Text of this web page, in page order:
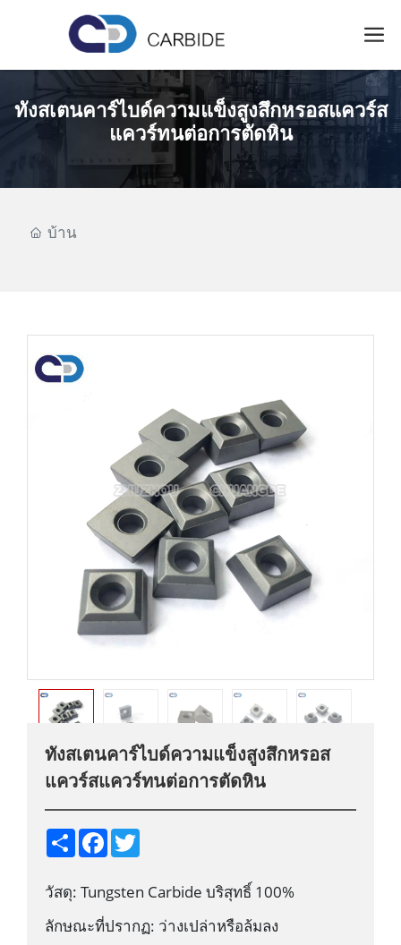
ทังสเตนคาร์ไบด์ความแข็งสูงสึกหรอสแควร์ส
แควร์ทนต่อการตัดหิน
บ้าน
ทังสเตนคาร์ไบด์ความแข็งสูงสึกหรอส
แควร์สแควร์ทนต่อการตัดหิน
S
h
e
F
b
o
o
k
T
t
r
วัสดุ: Tungsten Carbide บริสุทธิ์ 100%
ลักษณะที่ปรากฏ: ว่างเปล่าหรือล้มลง